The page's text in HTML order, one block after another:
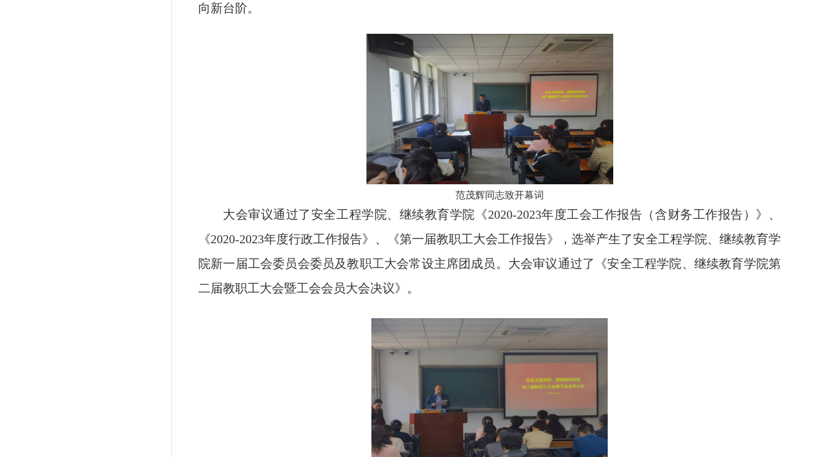
向新台阶。
范茂辉同志致开幕词
大会审议通过了安全工程学院、继续教育学院《2020-2023年度工会工作报告（含财务工作报告）》、
《2020-2023年度行政工作报告》、《第一届教职工大会工作报告》，选举产生了安全工程学院、继续教育学
院新一届工会委员会委员及教职工大会常设主席团成员。大会审议通过了《安全工程学院、继续教育学院第
二届教职工大会暨工会会员大会决议》。